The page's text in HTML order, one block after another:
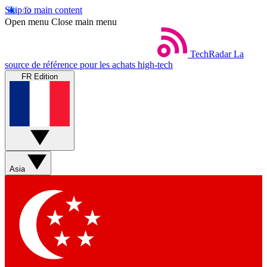
Skip to main content
Open menu Close main menu
TechRadar La
source de référence pour les achats high-tech
FR Edition
Asia